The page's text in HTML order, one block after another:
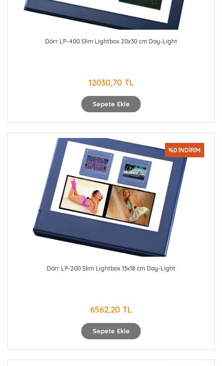
Sepete Ekle
Dörr LP-400 Slim Lightbox 20x30 cm Day-Light
12030,70 TL
Sepete Ekle
%0 İNDİRİM
Dörr LP-200 Slim Lightbox 13x18 cm Day-Light
6562,20 TL